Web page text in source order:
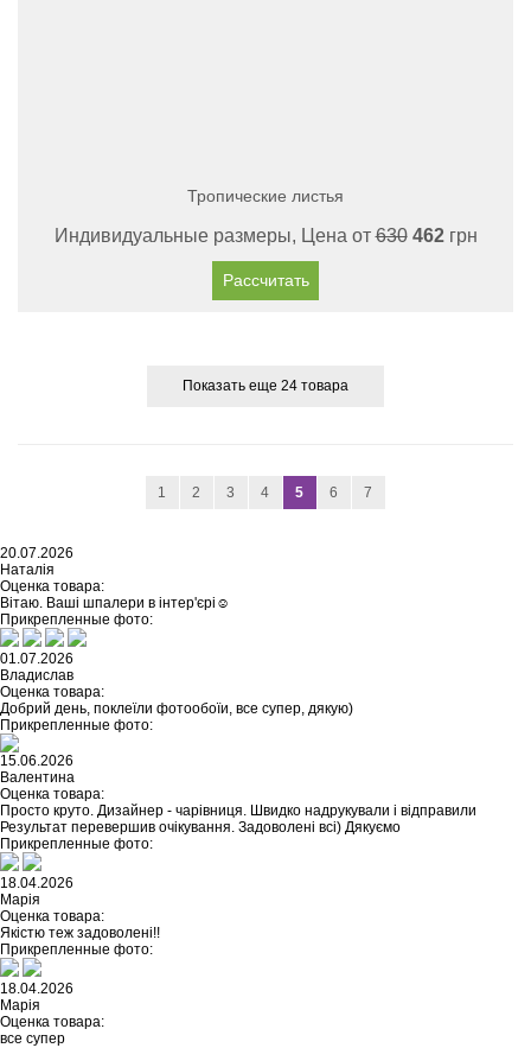
Тропические листья
Индивидуальные размеры, Цена от630 462грн
Рассчитать
Показать еще 24 товара
1 2 3 4 5 6 7
20.07.2026
Наталія
Оценка товара:
Вітаю. Ваші шпалери в інтер'єрі☺️
Прикрепленные фото:
01.07.2026
Владислав
Оценка товара:
Добрий день, поклеїли фотообоїи, все супер, дякую)
Прикрепленные фото:
15.06.2026
Валентина
Оценка товара:
Просто круто. Дизайнер - чарівниця. Швидко надрукували і відправили
Результат перевершив очікування. Задоволені всі) Дякуємо
Прикрепленные фото:
18.04.2026
Марія
Оценка товара:
Якістю теж задоволені!!
Прикрепленные фото:
18.04.2026
Марія
Оценка товара:
все супер